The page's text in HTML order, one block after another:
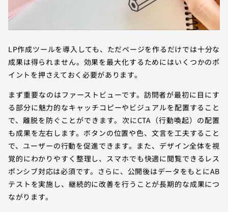
LP作成ツールを導入しても、ただページを作るだけでは十分な
成果は得られません。効果を最大化するためにはいくつかのポ
イントを押さえておく必要があります。
まず重要なのはファーストビューです。訪問者が最初に目にす
る部分に魅力的なキャッチコピーやビジュアルを配置すること
で、離脱を防ぐことができます。次にCTA（行動喚起）の配置
も成果を左右します。ボタンの位置や色、文言を工夫すること
で、ユーザーの行動を促進できます。また、デザイン全体を視
覚的にわかりやすく整理し、スマホでも快適に閲覧できるレス
ポンシブ対応は必須です。さらに、公開後はデータをもとにAB
テストを実施し、継続的に改善を行うことが長期的な成果につ
ながります。